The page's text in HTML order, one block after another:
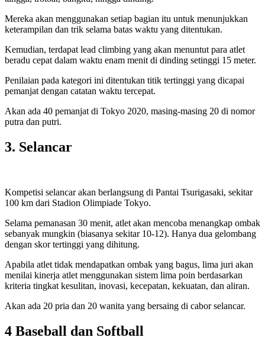
Mereka akan menggunakan setiap bagian itu untuk menunjukkan
keterampilan dan trik selama batas waktu yang ditentukan.
Kemudian, terdapat lead climbing yang akan menuntut para atlet
beradu cepat dalam waktu enam menit di dinding setinggi 15 meter.
Penilaian pada kategori ini ditentukan titik tertinggi yang dicapai
pemanjat dengan catatan waktu tercepat.
Akan ada 40 pemanjat di Tokyo 2020, masing-masing 20 di nomor
putra dan putri.
3. Selancar
Kompetisi selancar akan berlangsung di Pantai Tsurigasaki, sekitar
100 km dari Stadion Olimpiade Tokyo.
Selama pemanasan 30 menit, atlet akan mencoba menangkap ombak
sebanyak mungkin (biasanya sekitar 10-12). Hanya dua gelombang
dengan skor tertinggi yang dihitung.
Apabila atlet tidak mendapatkan ombak yang bagus, lima juri akan
menilai kinerja atlet menggunakan sistem lima poin berdasarkan
kriteria tingkat kesulitan, inovasi, kecepatan, kekuatan, dan aliran.
Akan ada 20 pria dan 20 wanita yang bersaing di cabor selancar.
4 Baseball dan Softball